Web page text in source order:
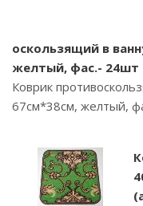
оскользящий в
желтый, фас.- 24шт
Коврик
67см*38см, желтый,